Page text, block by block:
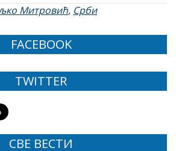
Митровић, Срби
FACEBOOK
TWITTER
СВЕ ВЕСТИ